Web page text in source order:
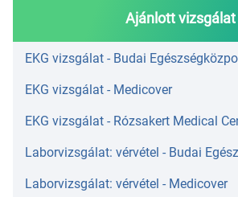
Ajánlott vizsgálat
EKG vizsgálat - Budai
EKG vizsgálat - Medicover
EKG vizsgálat - Rózsakert Medical
Laborvizsgálat: vérvétel - Budai
Laborvizsgálat: vérvétel - Medicover